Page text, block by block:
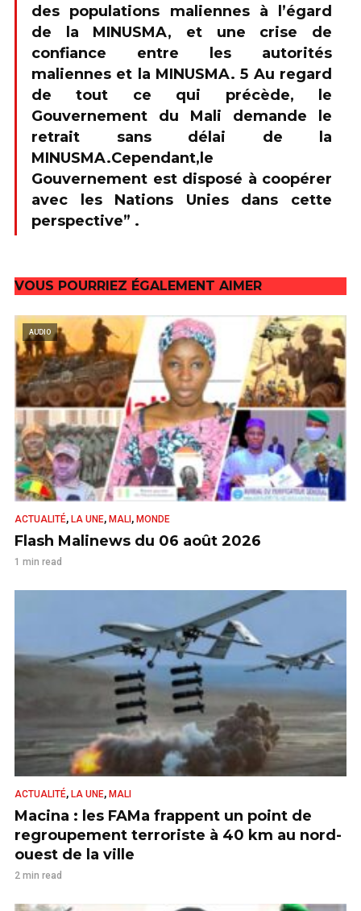
des populations maliennes à l’égard
de la MINUSMA, et une crise de
confiance entre les autorités
maliennes et la MINUSMA. 5 Au regard
de tout ce qui précède, le
Gouvernement du Mali demande le
retrait sans délai de la
MINUSMA.Cependant,le
Gouvernement est disposé à coopérer
avec les Nations Unies dans cette
perspective” .
VOUS POURRIEZ ÉGALEMENT AIMER
AUDIO
ACTUALITÉ, LA UNE, MALI , MONDE
Flash Malinews du 06 août 2026
1 min read
ACTUALITÉ, LA UNE, MALI
Macina : les FAMa frappent un point de
regroupement terroriste à 40 km au nord-
ouest de la ville
2 min read